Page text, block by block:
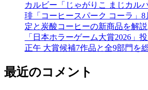
カルビー「じゃがりこ まじカル
琲「コーヒースパーク コーラ」
定と炭酸コーヒーの新商品を解説
「日本ホラーゲーム大賞2026」
正午 大賞候補7作品と全9部門を
最近のコメント